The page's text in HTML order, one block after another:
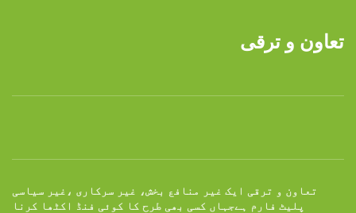
تعاون و ترقی
تعاون و ترقی ایک غیر منافع بخش، غیر سرکاری ،غیر سیاسی
پلیٹ فارم ہےجہاں کسی بھی طرح کا کوئی فنڈ اکٹھا کرنا